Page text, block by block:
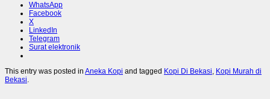
WhatsApp
Facebook
X
LinkedIn
Telegram
Surat elektronik
This entry was posted in Aneka Kopi and tagged Kopi Di Bekasi, Kopi Murah di
Bekasi.